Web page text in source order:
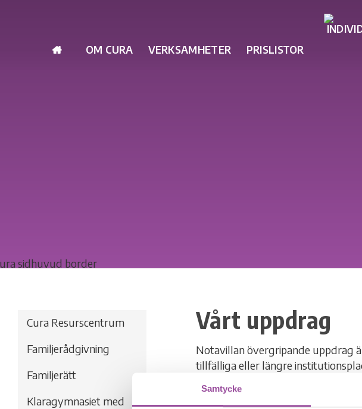
Samtycke
OM CURA VERKSAMHETER PRISLISTOR
Cura Resurscentrum
Familjerådgivning
Familjerätt
Klaragymnasiet med
Vårt uppdrag
Notavillan övergripande uppdrag
tillfälliga eller längre
Notavillan ska uppleva